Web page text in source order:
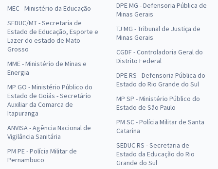
MEC - Ministério da Educação
SEDUC/MT - Secretaria de
Estado de Educação, Esporte e
Lazer do estado de Mato
Grosso
MME - Ministério de Minas e
Energia
MP GO - Ministério Público do
Estado de Goiás - Secretário
Auxiliar da Comarca de
Itapuranga
ANVISA - Agência Nacional de
Vigilância Sanitária
PM PE - Polícia Militar de
Pernambuco
DPE MG - Defensoria Pública de
Minas Gerais
TJ MG - Tribunal de Justiça de
Minas Gerais
CGDF - Controladoria Geral do
Distrito Federal
DPE RS - Defensoria Pública do
Estado do Rio Grande do Sul
MP SP - Ministério Público do
Estado de São Paulo
PM SC - Polícia Militar de Santa
Catarina
SEDUC RS - Secretaria de
Estado da Educação do Rio
Grande do Sul